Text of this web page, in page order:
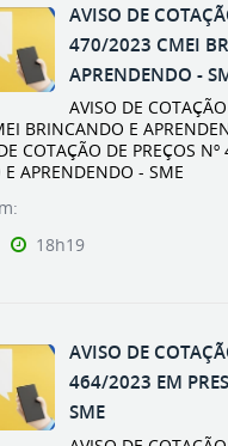
AVISO DE
470/2023 CMEI
APRENDENDO -
AVISO DE
BRINCANDO E
COTAÇÃO DE PREÇOS
APRENDENDO - SME
18h19
AVISO DE
464/2023 EM
SME